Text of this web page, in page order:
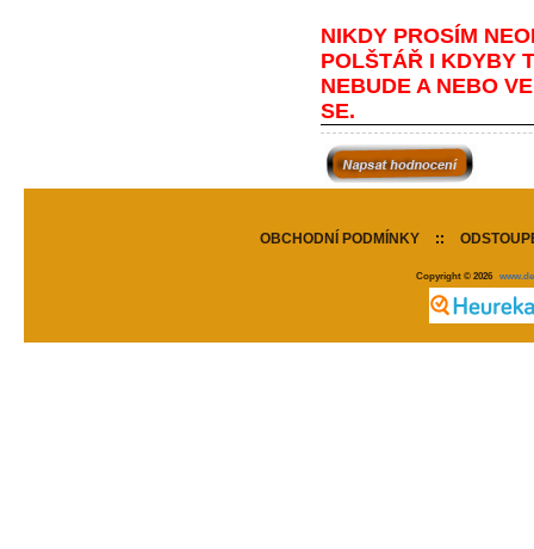
NIKDY PROSÍM
POLŠTÁŘ I KDYBY
NEBUDE A NEBO
SE.
OBCHODNÍ PODMÍNKY ::
Copyright © 2026